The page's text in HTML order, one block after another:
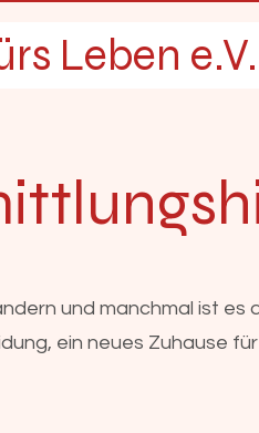
Leben e.V.
und manchmal ist es
ein neues Zuhause